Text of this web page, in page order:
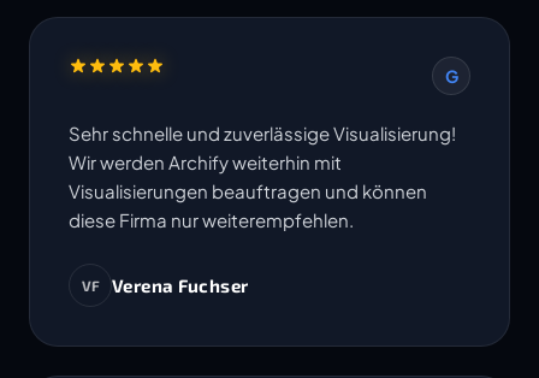
G
Sehr schnelle und zuverlässige Visualisierung!
Wir werden Archify weiterhin mit
Visualisierungen beauftragen und können
diese Firma nur weiterempfehlen.
VF Verena Fuchser